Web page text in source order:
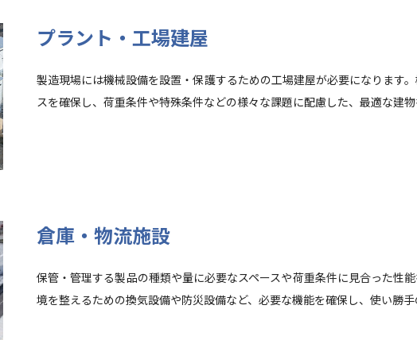
プラント・工場建屋
製造現場には機械設備を設置・保護するための工場建屋が必要になります
スを確保し、荷重条件や特殊条件などの様々な課題に配慮した、最適な建物
倉庫・物流施設
保管・管理する製品の種類や量に必要なスペースや荷重条件に見合った性
境を整えるための換気設備や防災設備など、必要な機能を確保し、使い勝手